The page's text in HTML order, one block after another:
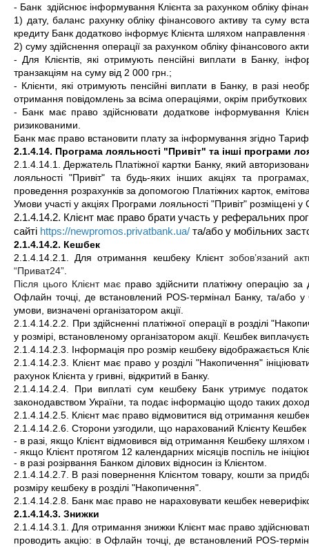
- Банк  здійснює інформування Клієнта за рахунком обліку
1) дату, баланс рахунку обліку фінансового активу та суму
кредиту Банк додатково інформує Клієнта шляхом
2) суму здійснення операції за рахунком обліку фінансового
- Для Клієнтів, які отримують пенсійні виплати в Банку,
транзакціям на суму від 2 000 грн.;
- Клієнти, які отримують пенсійні виплати в Банку, в разі
отримання повідомлень за всіма операціями, окрім
- Банк має право здійснювати додаткове інформування
ризикованими.
Банк має право встановити плату за інформування згідно
2.1.4.14. Програма лояльності "Привіт" та інші програми
2.1.4.14.1. Держатель Платіжної картки Банку, який
лояльності "Привіт" та будь-яких інших акціях та
проведення розрахунків за допомогою Платіжних карток,
Умови участі у акціях Програми лояльності "Привіт" розміщені
2.1.4.14.2. Клієнт має право брати участь у реферальних
сайті https://newpromos.privatbank.ua/ та/або у мобільних
2.1.4.14.2. Кешбек
2.1.4.14.2.1. Для отримання кешбеку Клієнт зобов’язаний
“Приват24”
Після цього Клієнт має право здійснити платіжну операцію
Офлайн точці, де встановлений POS-термінал Банку, та/або у
умови, визначені організатором акції.
2.1.4.14.2.2. При здійсненні платіжної операції в розділі
у розмірі, встановленому організатором акції. Кешбек
2.1.4.14.2.3. Інформація про розмір кешбеку відображається
2.1.4.14.2.3. Клієнт має право у розділі "Накопичення"
рахунок Клієнта у гривні, відкритий в Банку.
2.1.4.14.2.4. При виплаті сум кешбеку Банк утримує
законодавством України, та подає інформацію щодо таких
2.1.4.14.2.5. Клієнт має право відмовитися від отримання
2.1.4.14.2.6. Сторони узгодили, що нарахований Клієнту
- в разі, якщо Клієнт відмовився від отримання Кешбеку шляхом
- якщо Клієнт протягом 12 календарних місяців поспіль не
- в разі розірвання Банком ділових відносин із Клієнтом.
2.1.4.14.2.7. В разі повернення Клієнтом товару, кошти за
розміру кешбеку в розділі "Накопичення".
2.1.4.14.2.8. Банк має право не нараховувати кешбек
2.1.4.14.3. Знижки
2.1.4.14.3.1. Для отримання знижки Клієнт має право
проводить акцію: в Офлайн точці, де встановлений POS-